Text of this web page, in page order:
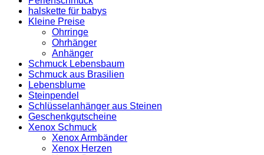
halskette für babys
Kleine Preise
Ohrringe
Ohrhänger
Anhänger
Schmuck Lebensbaum
Schmuck aus Brasilien
Lebensblume
Steinpendel
Schlüsselanhänger aus Steinen
Geschenkgutscheine
Xenox Schmuck
Xenox Armbänder
Xenox Herzen